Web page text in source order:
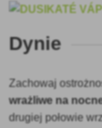
Dynie
Zachowaj
wrażliwe na
drugiej połowie